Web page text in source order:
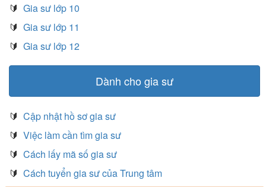
🔰 Gia sư lớp 10
🔰 Gia sư lớp 11
🔰 Gia sư lớp 12
Dành cho gia sư
🔰 Cập nhật hồ sơ gia sư
🔰 Việc làm cần tìm gia sư
🔰 Cách lấy mã số gia sư
🔰 Cách tuyển gia sư của Trung tâm